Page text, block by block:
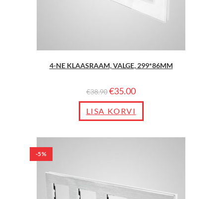
4-NE KLAASRAAM, VALGE, 299*86MM
€38.90€35.00
LISA KORVI
-5%